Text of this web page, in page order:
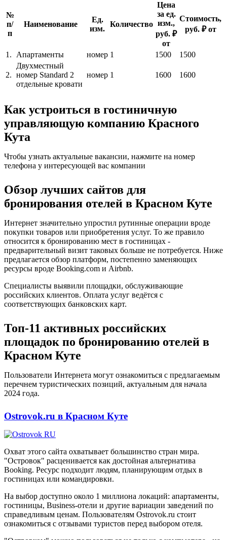
№
п/
п
Наименование
Ед.
изм.
Количество
Цена
за ед.
изм.,
руб. ₽
от
Стоимость,
руб. ₽ от
1. Апартаменты номер 1 1500 1500
2.
Двухместный
номер Standard 2
отдельные кровати
номер 1 1600 1600
Как устроиться в гостиничную
управляющую компанию Красного
Кута
Чтобы узнать актуальные вакансии, нажмите на номер
телефона у интересующей вас компании
Обзор лучших сайтов для
бронирования отелей в Красном Куте
Интернет значительно упростил рутинные операции вроде
покупки товаров или приобретения услуг. То же правило
относится к бронированию мест в гостиницах -
предварительный визит таковых больше не потребуется. Ниже
предлагается обзор платформ, постепенно заменяющих
ресурсы вроде Booking.com и Airbnb.
Специалисты выявили площадки, обслуживающие
российских клиентов. Оплата услуг ведётся с
соответствующих банковских карт.
Топ-11 активных российских
площадок по бронированию отелей в
Красном Куте
Пользователи Интернета могут ознакомиться с предлагаемым
перечнем туристических позиций, актуальным для начала
2024 года.
Ostrovok.ru в Красном Куте
Охват этого сайта охватывает большинство стран мира.
"Островок" расценивается как достойная альтернатива
Booking. Ресурс подходит людям, планирующим отдых в
гостиницах или командировки.
На выбор доступно около 1 миллиона локаций: апартаменты,
гостиницы, Business-отели и другие вариации заведений по
справедливым ценам. Пользователям Ostrovok.ru стоит
ознакомиться с отзывами туристов перед выбором отеля.